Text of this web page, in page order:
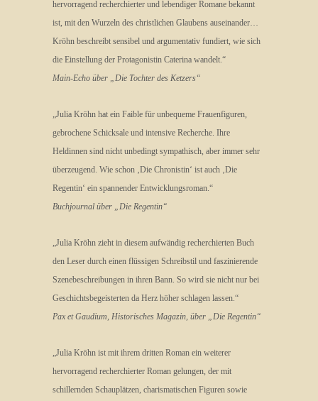
hervorragend recherchierter und lebendiger Romane bekannt
ist, mit den Wurzeln des christlichen Glaubens auseinander…
Kröhn beschreibt sensibel und argumentativ fundiert, wie sich
die Einstellung der Protagonistin Caterina wandelt.“
Main-Echo über „Die Tochter des Ketzers“
„Julia Kröhn hat ein Faible für unbequeme Frauenfiguren,
gebrochene Schicksale und intensive Recherche. Ihre
Heldinnen sind nicht unbedingt sympathisch, aber immer sehr
überzeugend. Wie schon ‚Die Chronistin‘ ist auch ‚Die
Regentin‘ ein spannender Entwicklungsroman.“
Buchjournal über „Die Regentin“
„Julia Kröhn zieht in diesem aufwändig recherchierten Buch
den Leser durch einen flüssigen Schreibstil und faszinierende
Szenebeschreibungen in ihren Bann. So wird sie nicht nur bei
Geschichtsbegeisterten da Herz höher schlagen lassen.“
Pax et Gaudium, Historisches Magazin, über „Die Regentin“
„Julia Kröhn ist mit ihrem dritten Roman ein weiterer
hervorragend recherchierter Roman gelungen, der mit
schillernden Schauplätzen, charismatischen Figuren sowie